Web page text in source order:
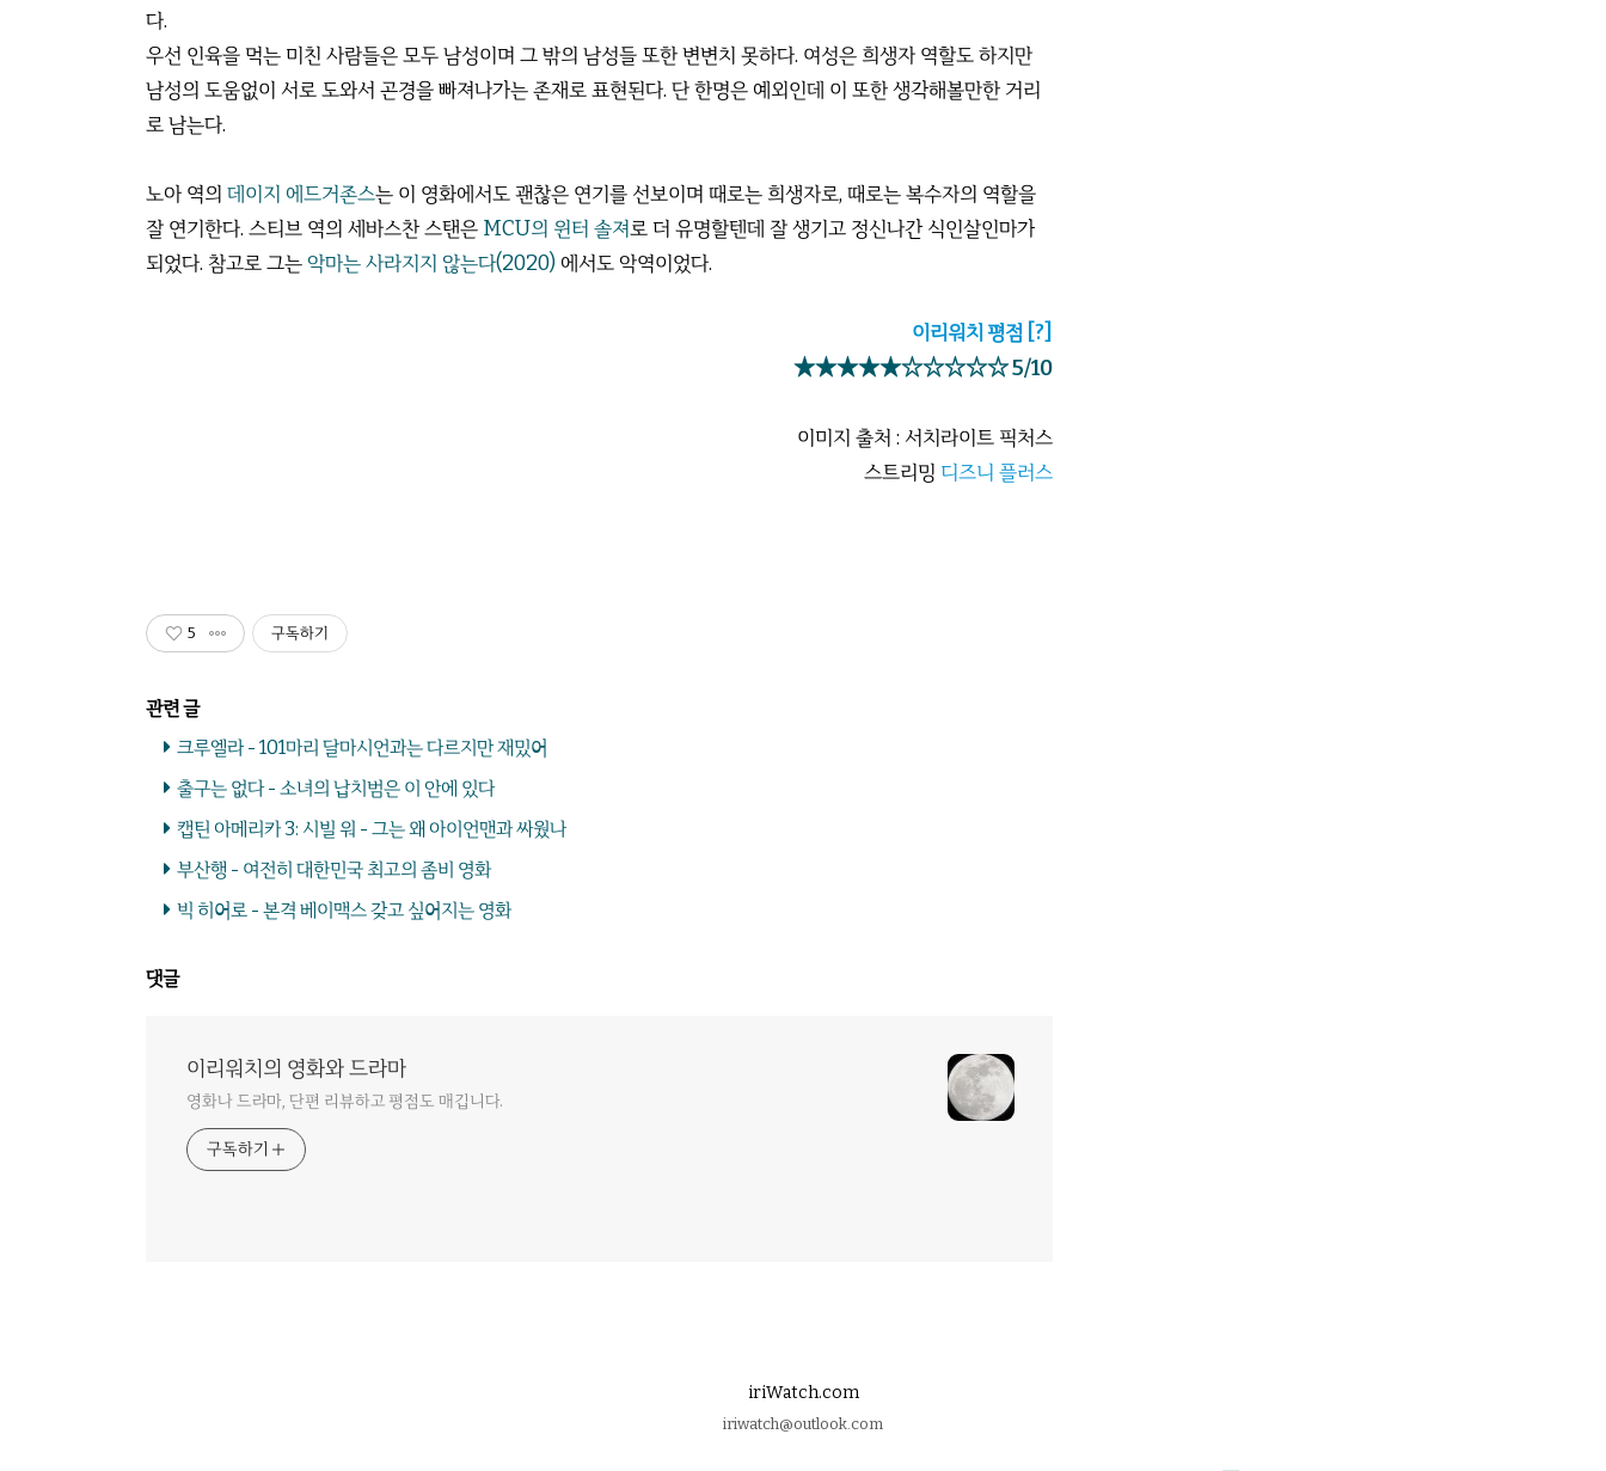
다.
우선 인육을 먹는 미친 사람들은 모두 남성이며 그 밖의 남성들 또한 변변치 못하다. 여성은 희생자 역할도 하지만
남성의 도움없이 서로 도와서 곤경을 빠져나가는 존재로 표현된다. 단 한명은 예외인데 이 또한 생각해볼만한 거리
로 남는다.
노아 역의 데이지 에드거존스는 이 영화에서도 괜찮은 연기를 선보이며 때로는 희생자로, 때로는 복수자의 역할을
잘 연기한다. 스티브 역의 세바스찬 스탠은 MCU의 윈터 솔져로 더 유명할텐데 잘 생기고 정신나간 식인살인마가
되었다. 참고로 그는 악마는 사라지지 않는다(2020) 에서도 악역이었다.
이리워치 평점 [?]
★★★★★☆☆☆☆☆ 5/10
이미지 출처 : 서치라이트 픽처스
스트리밍 디즈니 플러스
5 구독하기
크루엘라 - 101마리 달마시언과는 다르지만 재밌어
출구는 없다 - 소녀의 납치범은 이 안에 있다
캡틴 아메리카 3: 시빌 워 - 그는 왜 아이언맨과 싸웠나
부산행 - 여전히 대한민국 최고의 좀비 영화
빅 히어로 - 본격 베이맥스 갖고 싶어지는 영화
댓글
이리워치의 영화와 드라마
영화나 드라마, 단편 리뷰하고 평점도 매깁니다.
구독하기
iriWatch.com
iriwatch@outlook.com